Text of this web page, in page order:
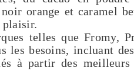
orange et caramel
telles que Fromy,
les besoins, incluant
à partir des